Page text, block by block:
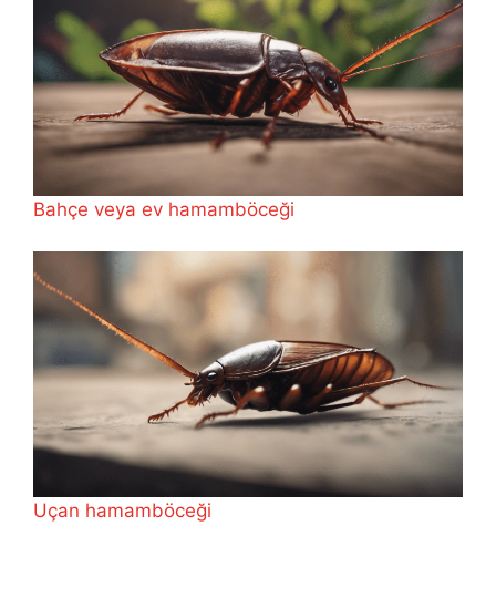
Bahçe veya ev hamamböceği
Uçan hamamböceği